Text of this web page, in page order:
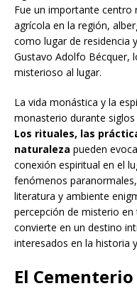
Fue un importante centro
agrícola en la región,
como lugar de residencia
Gustavo Adolfo Bécquer,
misterioso al lugar.
La vida monástica y la
monasterio durante
Los rituales, las
naturaleza pueden
conexión espiritual en el
fenómenos
literatura y ambiente
percepción de misterio
convierte en un destino
interesados en la historia
El